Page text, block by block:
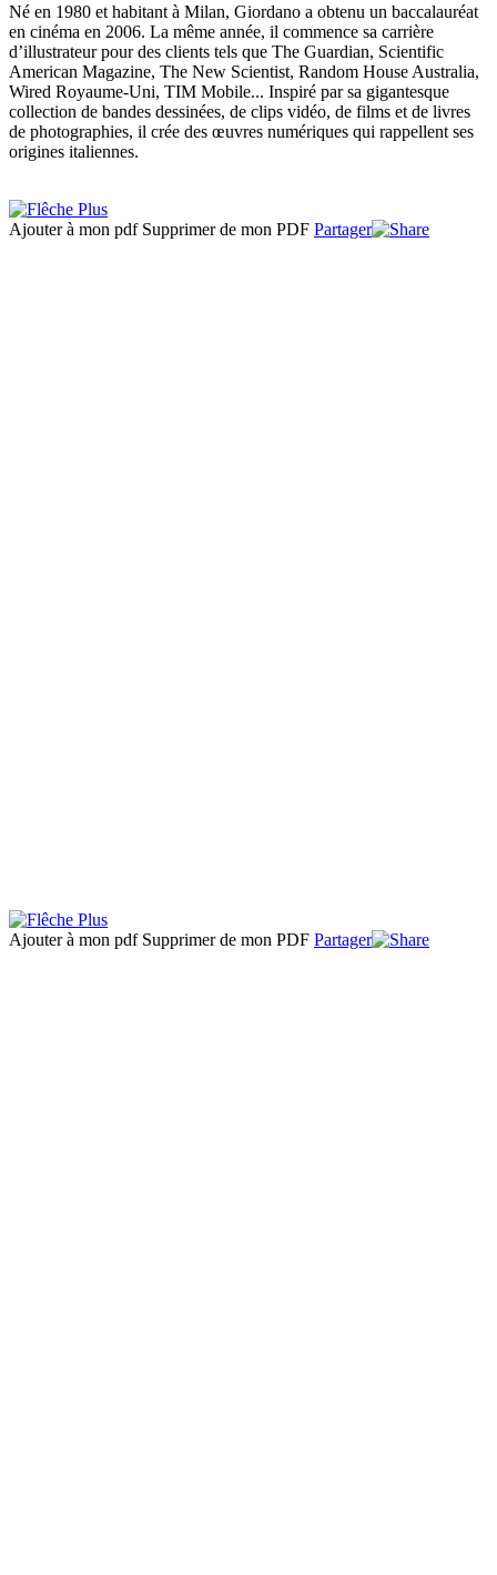
Né en 1980 et habitant à Milan, Giordano a obtenu un baccalauréat
en cinéma en 2006. La même année, il commence sa carrière
d’illustrateur pour des clients tels que The Guardian, Scientific
American Magazine, The New Scientist, Random House Australia,
Wired Royaume-Uni, TIM Mobile... Inspiré par sa gigantesque
collection de bandes dessinées, de clips vidéo, de films et de livres
de photographies, il crée des œuvres numériques qui rappellent ses
origines italiennes.
Ajouter à mon pdf Supprimer de mon PDF Partager
Ajouter à mon pdf Supprimer de mon PDF Partager